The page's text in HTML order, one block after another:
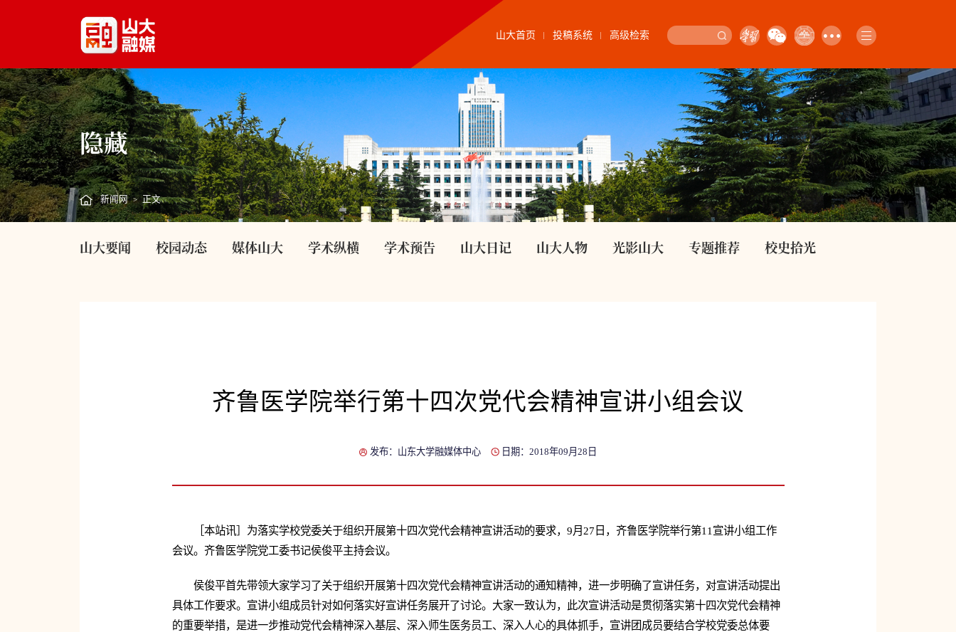
山大首页 投稿系统 高级检索
隐藏
新闻网 > 正文
山大要闻 校园动态 媒体山大 学术纵横 学术预告 山大日记 山大人物 光影山大 专题推荐 校史拾光
齐鲁医学院举行第十四次党代会精神宣讲小组会议
发布：山东大学融媒体中心 日期：2018年09月28日
［本站讯］为落实学校党委关于组织开展第十四次党代会精神宣讲活动的要求，9月27日，齐鲁医学院举行第11宣讲小组工作
会议。齐鲁医学院党工委书记侯俊平主持会议。
侯俊平首先带领大家学习了关于组织开展第十四次党代会精神宣讲活动的通知精神，进一步明确了宣讲任务，对宣讲活动提出
具体工作要求。宣讲小组成员针对如何落实好宣讲任务展开了讨论。大家一致认为，此次宣讲活动是贯彻落实第十四次党代会精神
的重要举措，是进一步推动党代会精神深入基层、深入师生医务员工、深入人心的具体抓手，宣讲团成员要结合学校党委总体要